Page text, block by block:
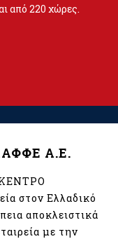
από 220 χώρες.
Α.Ε.
στον Ελλαδικό
αποκλειστικά
με την